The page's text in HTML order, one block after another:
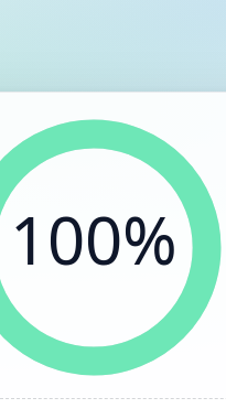
100%